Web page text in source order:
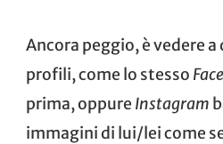
Ancora peggio, è vedere
profili, come lo stesso
prima, oppure Instagram
immagini di lui/lei come